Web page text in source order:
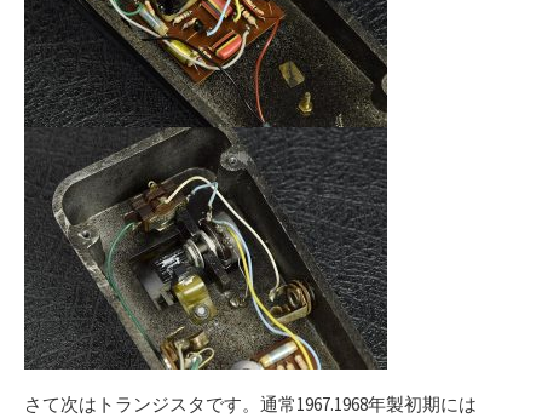
さて次はトランジスタです。通常1967.1968年製初期には